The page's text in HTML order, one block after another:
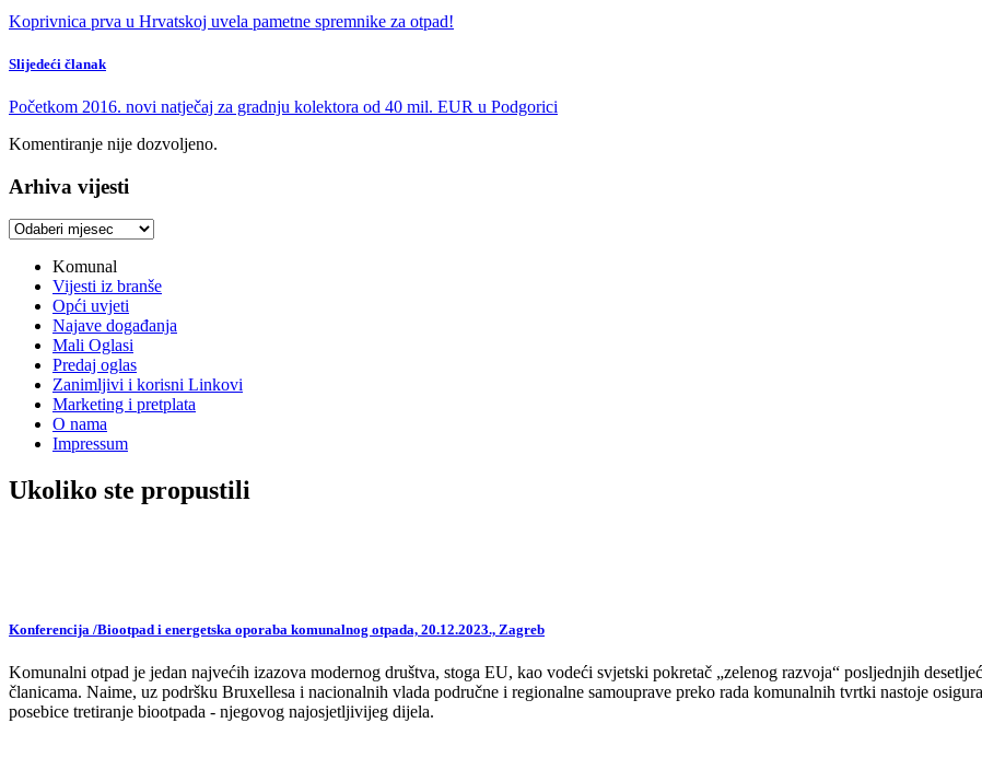
Koprivnica prva u Hrvatskoj uvela pametne spremnike za otpad!
Slijedeći članak
Početkom 2016. novi natječaj za gradnju kolektora od 40 mil. EUR u Podgorici
Komentiranje nije dozvoljeno.
Arhiva vijesti
Arhiva
Komunal
Vijesti iz branše
Opći uvjeti
Najave događanja
Mali Oglasi
Predaj oglas
Zanimljivi i korisni Linkovi
Marketing i pretplata
O nama
Impressum
Ukoliko ste propustili
Konferencija /Biootpad i energetska oporaba komunalnog otpada, 20.12.2023., Zagreb
Komunalni otpad je jedan najvećih izazova modernog društva, stoga EU, kao vodeći svjetski pokretač „zelenog razvoja“ posljednjih
članicama. Naime, uz podršku Bruxellesa i nacionalnih vlada područne i regionalne samouprave preko rada komunalnih tvrtki nastoje
posebice tretiranje biootpada - njegovog najosjetljivijeg dijela.